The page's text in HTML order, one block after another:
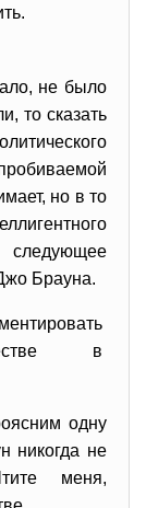
не было
то сказать
но в то
следующее
Брауна.
в
одну
никогда не
меня,